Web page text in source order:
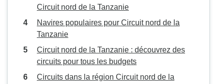
Circuit nord de la Tanzanie
Navires populaires pour Circuit nord de la
Tanzanie
Circuit nord de la Tanzanie : découvrez des
circuits pour tous les budgets
Circuits dans la région Circuit nord de la